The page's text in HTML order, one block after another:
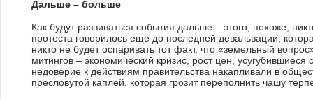
Дальше – больше
Как будут развиваться события дальше – этого, похоже,
протеста говорилось еще до последней девальвации,
никто не будет оспаривать тот факт, что «земельный
митингов – экономический кризис, рост цен,
недоверие к действиям правительства накапливали в
пресловутой каплей, которая грозит переполнить чашу